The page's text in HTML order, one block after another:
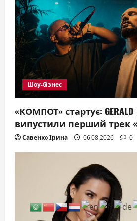
Шоу-бізнес
«КОМПОТ» стартує:
випустили перший трек
Савенко Ірина 06.08.2026 0